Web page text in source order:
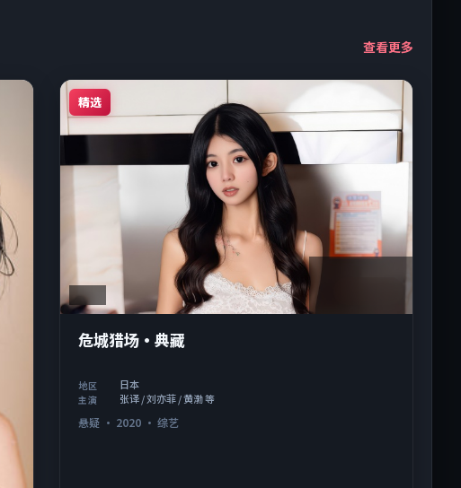
查看更多
精选
日本
危城猎场·典藏
地区 日本
主演 张译 / 刘亦菲 / 黄渤 等
悬疑 · 2020 · 综艺